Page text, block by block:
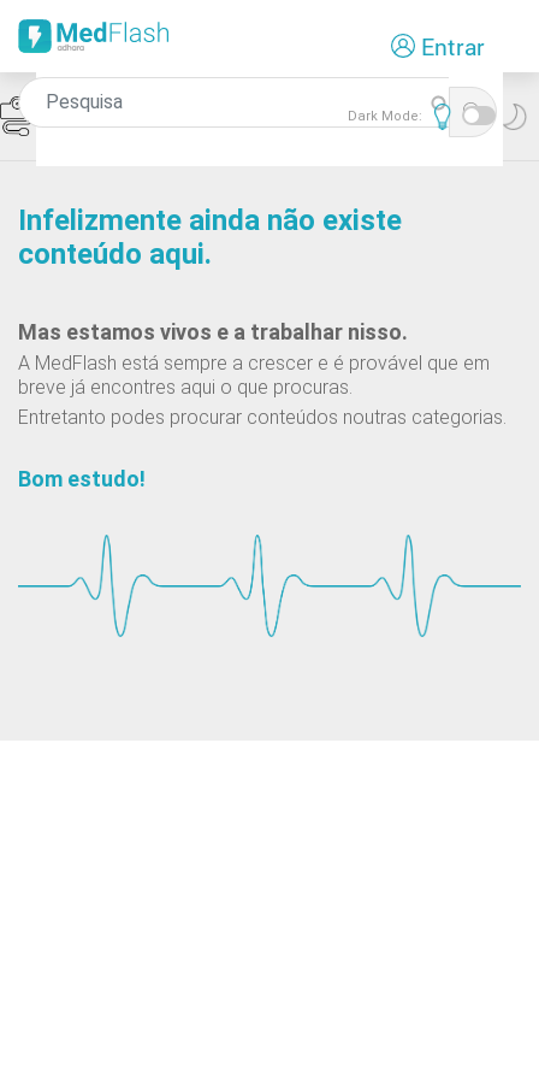
o
principal
Entrar
Icon Hipertensão Arterial Dark Mode:
Infelizmente ainda não existe
conteúdo aqui.
Mas estamos vivos e a trabalhar nisso.
A MedFlash está sempre a crescer e é provável que em
breve já encontres aqui o que procuras.
Entretanto podes procurar conteúdos noutras categorias.
Bom estudo!